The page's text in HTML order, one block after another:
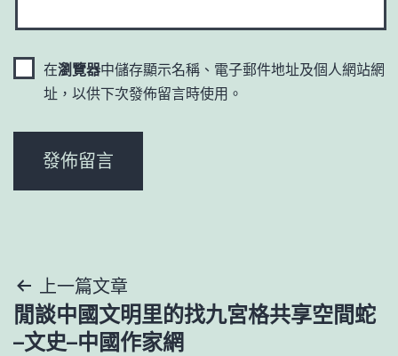
在瀏覽器中儲存顯示名稱、電子郵件地址及個人網站網
址，以供下次發佈留言時使用。
文
章
上一篇文章
閒談中國文明里的找九宮格共享空間蛇
–文史–中國作家網